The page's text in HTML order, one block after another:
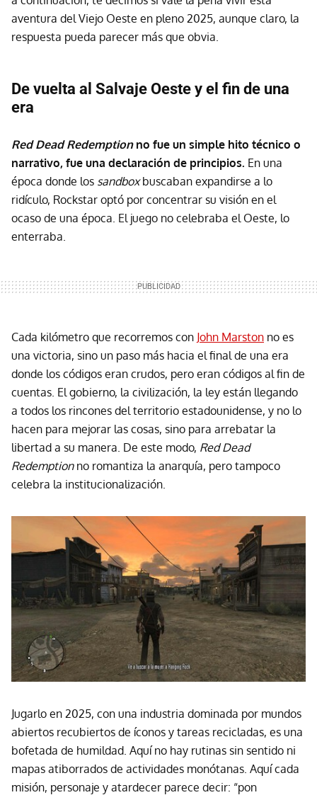
aventura del Viejo Oeste en pleno 2025, aunque claro, la
respuesta pueda parecer más que obvia.
De vuelta al Salvaje Oeste y el fin de una
era
Red Dead Redemptionno fue un simple hito técnico o
narrativo, fue una declaración de principios. En una
época donde los sandboxbuscaban expandirse a lo
ridículo, Rockstar optó por concentrar su visión en el
ocaso de una época. El juego no celebraba el Oeste, lo
enterraba.
Cada kilómetro que recorremos con John Marston no es
una victoria, sino un paso más hacia el final de una era
donde los códigos eran crudos, pero eran códigos al fin de
cuentas. El gobierno, la civilización, la ley están llegando
a todos los rincones del territorio estadounidense, y no lo
hacen para mejorar las cosas, sino para arrebatar la
libertad a su manera. De este modo, Red Dead
Redemptionno romantiza la anarquía, pero tampoco
celebra la institucionalización.
Jugarlo en 2025, con una industria dominada por mundos
abiertos recubiertos de íconos y tareas recicladas, es una
bofetada de humildad. Aquí no hay rutinas sin sentido ni
mapas atiborrados de actividades monótanas. Aquí cada
misión, personaje y atardecer parece decir: “pon